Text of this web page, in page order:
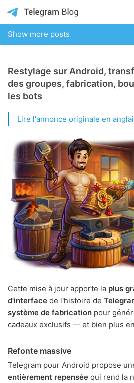
Show more posts
Restylage sur Android,
des groupes, fabrication,
les bots
Lire l'annonce originale en
Cette mise à jour apporte la plus
d'interface de l'histoire de
système de fabrication pour
cadeaux exclusifs — et bien plus
Refonte massive
Telegram pour Android propose
entièrement repensée qui rend la